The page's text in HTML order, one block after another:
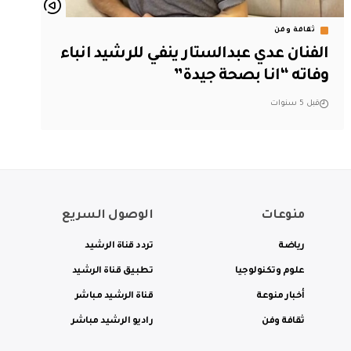
ثقافة وفن
الفنان عدي عبدالستار ينفي للرشيد انباء
وفاته “انا بصحة جيدة”
قبل 5 سنوات
منوعات
رياضة
علوم وتكنولوجيا
أخبار منوعة
ثقافة وفن
الوصول السريع
تردد قناة الرشيد
تطبيق قناة الرشيد
قناة الرشيد مباشر
راديو الرشيد مباشر